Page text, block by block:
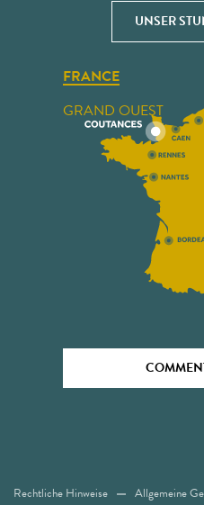
UNSER
FRANCE
GRAND OUEST
Rechtliche Hinweise Allgemeine